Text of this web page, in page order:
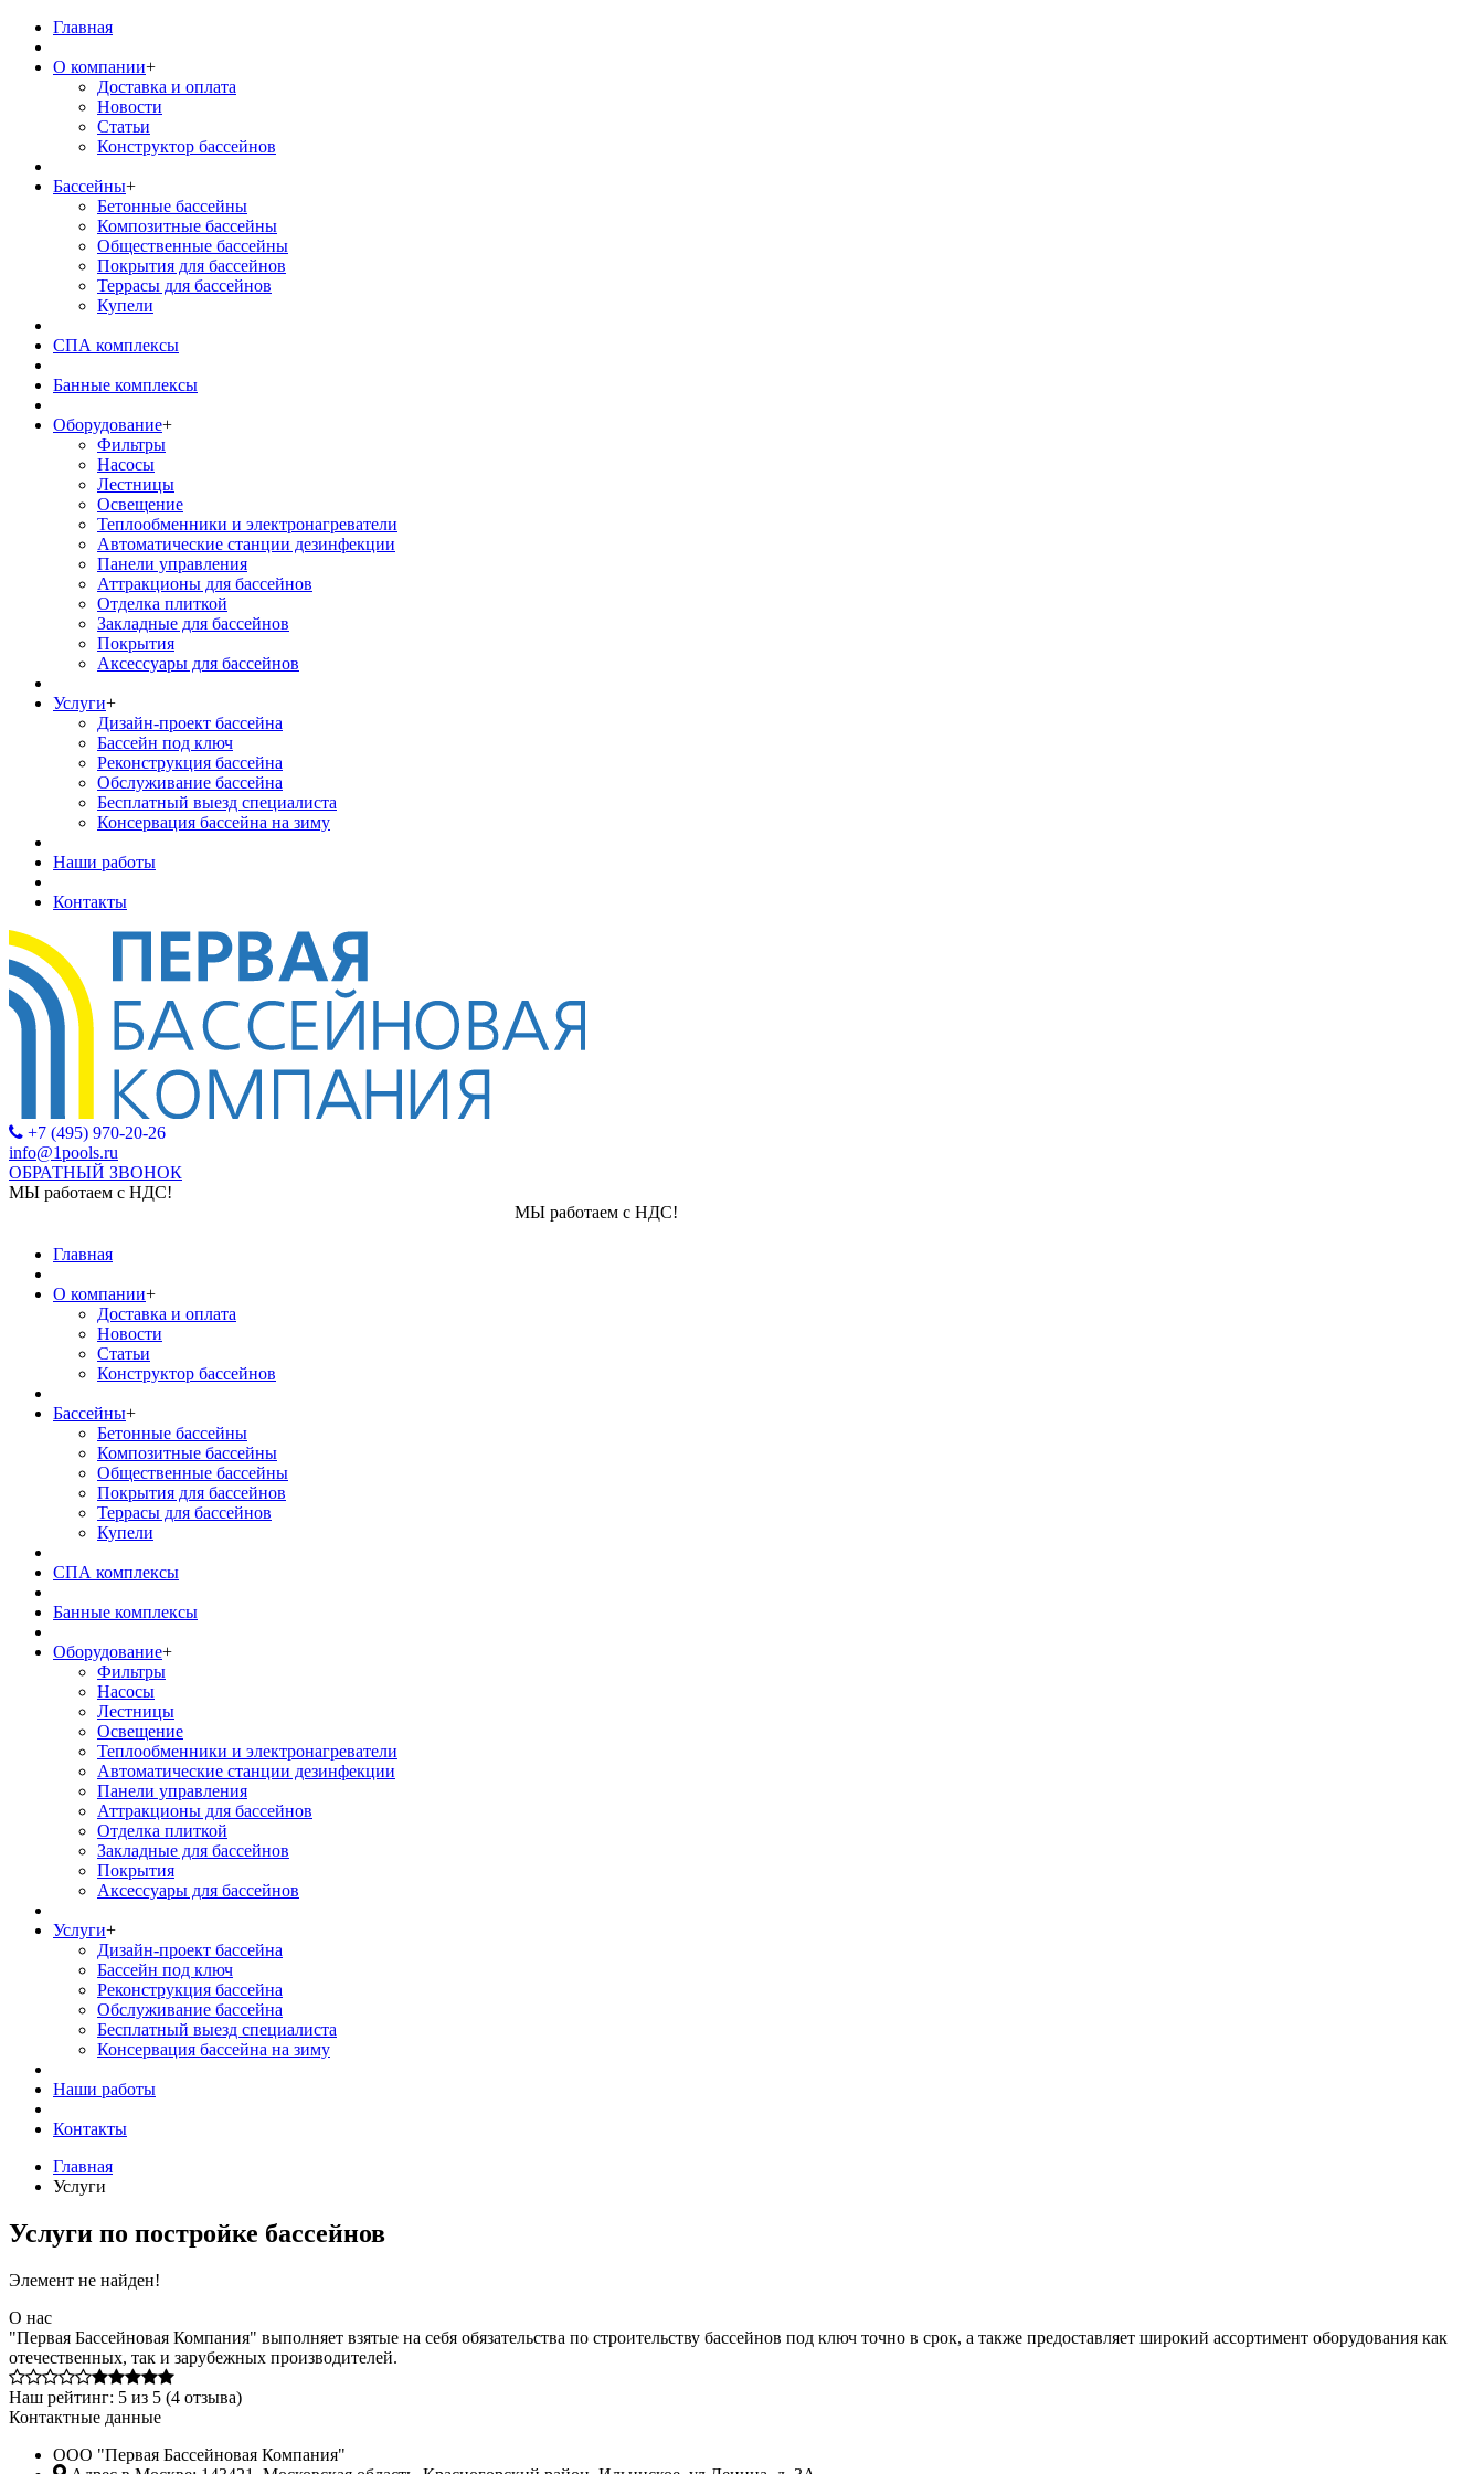
Главная
О компании+
Доставка и оплата
Новости
Статьи
Конструктор бассейнов
Бассейны+
Бетонные бассейны
Композитные бассейны
Общественные бассейны
Покрытия для бассейнов
Террасы для бассейнов
Купели
СПА комплексы
Банные комплексы
Оборудование+
Фильтры
Насосы
Лестницы
Освещение
Теплообменники и электронагреватели
Автоматические станции дезинфекции
Панели управления
Аттракционы для бассейнов
Отделка плиткой
Закладные для бассейнов
Покрытия
Аксессуары для бассейнов
Услуги+
Дизайн-проект бассейна
Бассейн под ключ
Реконструкция бассейна
Обслуживание бассейна
Бесплатный выезд специалиста
Консервация бассейна на зиму
Наши работы
Контакты
+7 (495) 970-20-26
info@1pools.ru
ОБРАТНЫЙ ЗВОНОК
МЫ работаем с НДС!
МЫ работаем с НДС!
Главная
О компании+
Доставка и оплата
Новости
Статьи
Конструктор бассейнов
Бассейны+
Бетонные бассейны
Композитные бассейны
Общественные бассейны
Покрытия для бассейнов
Террасы для бассейнов
Купели
СПА комплексы
Банные комплексы
Оборудование+
Фильтры
Насосы
Лестницы
Освещение
Теплообменники и электронагреватели
Автоматические станции дезинфекции
Панели управления
Аттракционы для бассейнов
Отделка плиткой
Закладные для бассейнов
Покрытия
Аксессуары для бассейнов
Услуги+
Дизайн-проект бассейна
Бассейн под ключ
Реконструкция бассейна
Обслуживание бассейна
Бесплатный выезд специалиста
Консервация бассейна на зиму
Наши работы
Контакты
Главная
Услуги
Услуги по постройке бассейнов
Элемент не найден!
О нас
"Первая Бассейновая Компания" выполняет взятые на себя обязательства по строительству бассейнов под ключ точно в срок, а также предоставляет широкий ассортимент оборудования как
отечественных, так и зарубежных производителей.
Наш рейтинг: 5 из 5 (4 отзыва)
Контактные данные
ООО "Первая Бассейновая Компания"